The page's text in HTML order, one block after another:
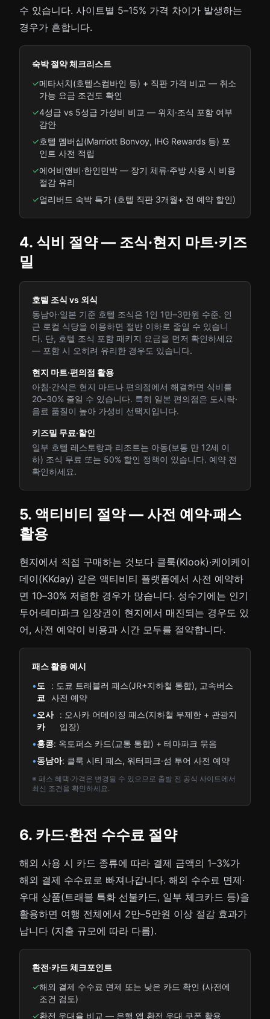
수 있습니다. 사이트별 5–15% 가격 차이가 발생하는
경우가 흔합니다.
숙박 절약 체크리스트
✓메타서치(호텔스컴바인 등) + 직판 가격 비교 — 취소
가능 요금 조건도 확인
✓4성급 vs 5성급 가성비 비교 — 위치·조식 포함 여부
감안
✓호텔 멤버십(Marriott Bonvoy, IHG Rewards 등) 포
인트 사전 적립
✓에어비앤비·한인민박 — 장기 체류·주방 사용 시 비용
절감 유리
✓얼리버드 숙박 특가 (호텔 직판 3개월+ 전 예약 할인)
4. 식비 절약 — 조식·현지 마트·키즈
밀
호텔 조식 vs 외식
동남아·일본 기준 호텔 조식은 1인 1만–3만원 수준. 인
근 로컬 식당을 이용하면 절반 이하로 줄일 수 있습니
다. 단, 호텔 조식 포함 패키지 요금을 먼저 확인하세요
— 포함 시 오히려 유리한 경우도 있습니다.
현지 마트·편의점 활용
아침·간식은 현지 마트나 편의점에서 해결하면 식비를
20–30% 줄일 수 있습니다. 특히 일본 편의점은 도시락·
음료 품질이 높아 가성비 선택지입니다.
키즈밀 무료·할인
일부 호텔 레스토랑과 리조트는 아동(보통 만 12세 이
하) 조식 무료 또는 50% 할인 정책이 있습니다. 예약 전
확인하세요.
5. 액티비티 절약 — 사전 예약·패스
활용
현지에서 직접 구매하는 것보다 클룩(Klook)·케이케이
데이(KKday) 같은 액티비티 플랫폼에서 사전 예약하
면 10–30% 저렴한 경우가 많습니다. 성수기에는 인기
투어·테마파크 입장권이 현지에서 매진되는 경우도 있
어, 사전 예약이 비용과 시간 모두를 절약합니다.
패스 활용 예시
• 도
쿄
: 도쿄 트래블러 패스(JR+지하철 통합), 고속버스
사전 예약
• 오사
카
: 오사카 어메이징 패스(지하철 무제한 + 관광지
입장)
•홍콩: 옥토퍼스 카드(교통 통합) + 테마파크 묶음
•동남아: 클룩 시티 패스, 워터파크·섬 투어 사전 예약
※ 패스 혜택·가격은 변경될 수 있으므로 출발 전 공식 사이트에서
최신 조건을 확인하세요.
6. 카드·환전 수수료 절약
해외 사용 시 카드 종류에 따라 결제 금액의 1–3%가
해외 결제 수수료로 빠져나갑니다. 해외 수수료 면제·
우대 상품(트래블 특화 선불카드, 일부 체크카드 등)을
활용하면 여행 전체에서 2만–5만원 이상 절감 효과가
납니다 (지출 규모에 따라 다름).
환전·카드 체크포인트
✓해외 결제 수수료 면제 또는 낮은 카드 확인 (사전에
조건 검토)
✓환전 우대율 비교 — 은행 앱 환전 우대 쿠폰 활용